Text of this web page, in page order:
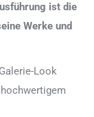
ist die
Werke und
Look